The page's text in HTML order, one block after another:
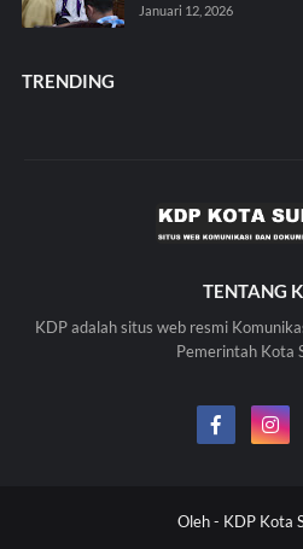
Januari 12, 2026
TRENDING
TENTANG
KDP adalah situs web resmi
Pemerintah Kota
Oleh - KDP Kota